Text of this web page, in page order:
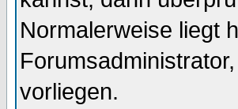
Normalerweise liegt
vorliegen.